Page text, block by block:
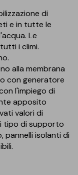
di
e in tutte le
Le
i climi.
alla membrana
con generatore
l'impiego di
apposito
valori di
tipo di supporto
pannelli isolanti di